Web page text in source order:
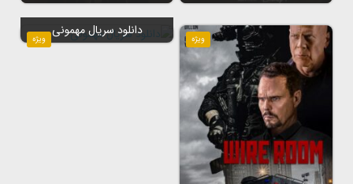
ویژه ویژه
دانلود سریال مهمونی